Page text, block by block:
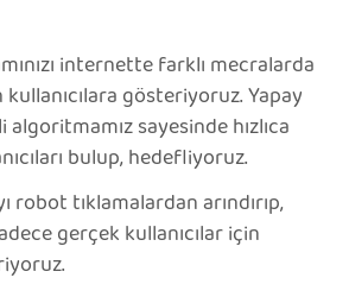
internette farklı mecralarda
gösteriyoruz. Yapay
sayesinde hızlıca
bulup, hedefliyoruz.
robot tıklamalardan arındırıp,
gerçek kullanıcılar için